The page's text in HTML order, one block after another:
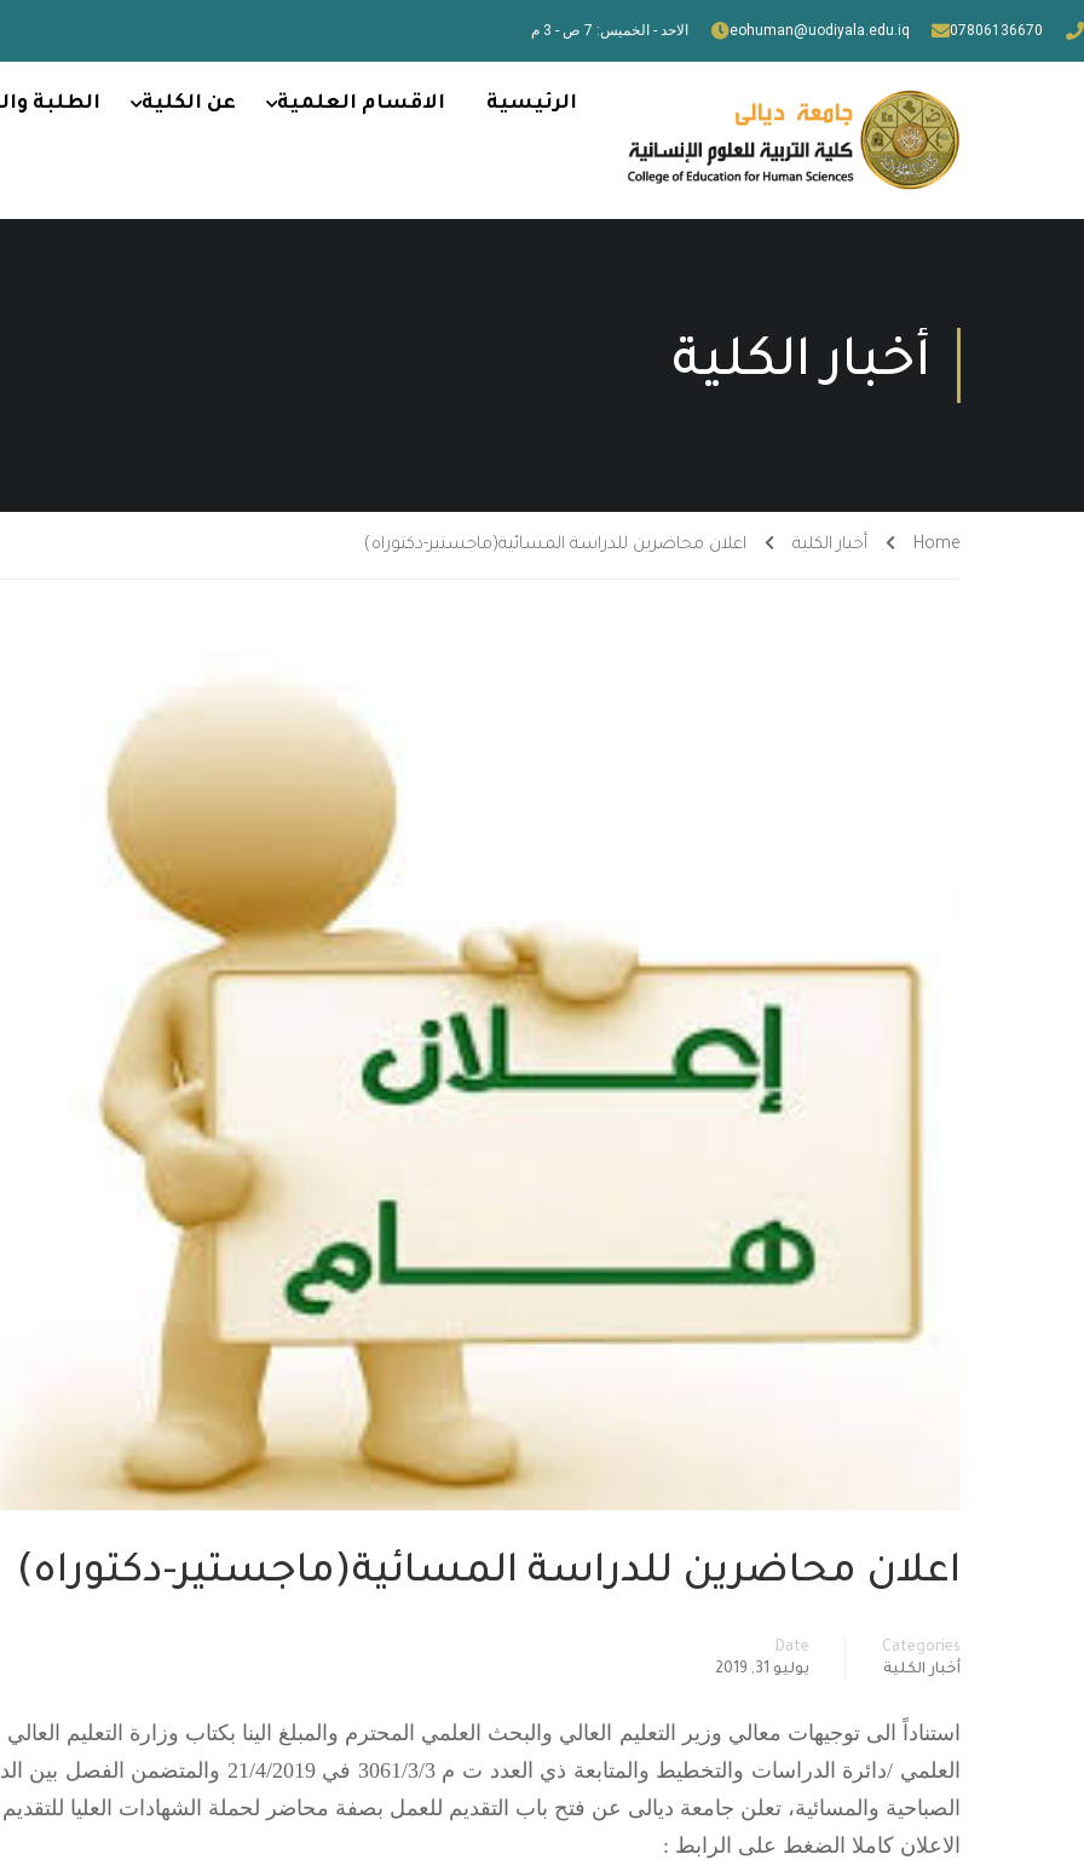
07806136670
eohuman@uodiyala.edu.iq الاحد - الخميس: 7 ص - 3 م
الرئيسية الاقسام العلمية عن الكلية الطلبة
أخبار الكلية
Home أخبار الكلية اعلان محاضرين للدراسة المسائية(ماجستير-دكتوراه)
اعلان محاضرين للدراسة المسائية(ماجستير-دكتوراه)
Categories
أخبار الكلية
Date
يوليو 31, 2019
استناداً الى توجيهات معالي وزير التعليم العالي والبحث العلمي المحترم والمبلغ الينا بكتاب وزارة التعليم
العلمي /دائرة الدراسات والتخطيط والمتابعة ذي العدد ت م 3061/3/3 في 21/4/2019
الصباحية والمسائية، تعلن جامعة ديالى عن فتح باب التقديم للعمل بصفة محاضر لحملة الشهادات العليا
الاعلان كاملا الضغط على الرابط :